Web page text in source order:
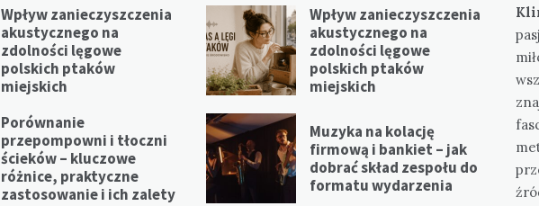
Wpływ zanieczyszczenia
akustycznego na
zdolności lęgowe
polskich ptaków
miejskich
Porównanie
przepompowni i tłoczni
ścieków – kluczowe
różnice, praktyczne
zastosowanie i ich zalety
Wpływ zanieczyszczenia
akustycznego na
zdolności lęgowe
polskich ptaków
miejskich
Muzyka na kolację
firmową i bankiet – jak
dobrać skład zespołu do
formatu wydarzenia